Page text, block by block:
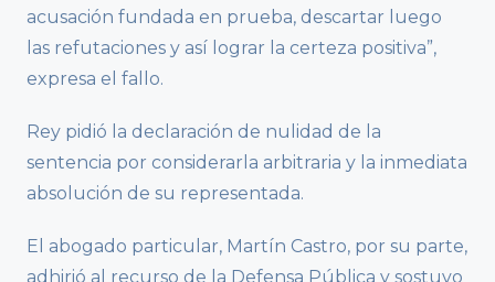
acusación fundada en prueba, descartar luego
las refutaciones y así lograr la certeza positiva”,
expresa el fallo.
Rey pidió la declaración de nulidad de la
sentencia por considerarla arbitraria y la inmediata
absolución de su representada.
El abogado particular, Martín Castro, por su parte,
adhirió al recurso de la Defensa Pública y sostuvo